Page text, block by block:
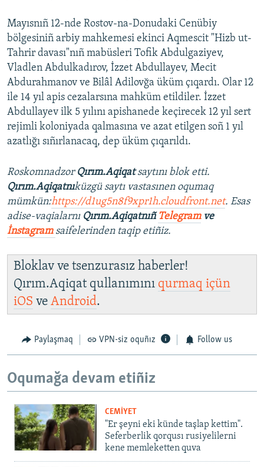
Mayısnıñ 12-nde Rostov-na-Donudaki Cenübiy
bölgesiniñ arbiy mahkemesi ekinci Aqmescit "Hizb ut-
Tahrir davası"nıñ mabüsleri Tofik Abdulgaziyev,
Vladlen Abdulkadırov, İzzet Abdullayev, Mecit
Abdurahmanov ve Bilâl Adilovğa üküm çıqardı. Olar 12
ile 14 yıl apis cezalarsına mahküm etildiler. İzzet
Abdullayev ilk 5 yılını apishanede keçirecek 12 yıl sert
rejimli koloniyada qalmasına ve azat etilgen soñ 1 yıl
azatlığı sıñırlanacaq, dep üküm çıqarıldı.
Roskomnadzor Qırım.Aqiqatsaytını blok etti.
Qırım.Aqiqatnıküzgü saytı vastasınen oqumaq
mümkün:https://d1ug5n8f9xpr1h.cloudfront.net. Esas
adise-vaqialarnı Qırım.Aqiqatnıñ Telegramve
İnstagram saifelerinden taqip etiñiz.
Bloklav ve tsenzurasız haberler!
Qırım.Aqiqat qullanımını qurmaq içün
iOS ve Android.
Paylaşmaq VPN-siz oquñız Follow us
Oqumağa devam etiñiz
CEMİYET
"Er şeyni eki künde taşlap kettim".
Seferberlik qorqusı rusiyelilerni
kene memleketten quva